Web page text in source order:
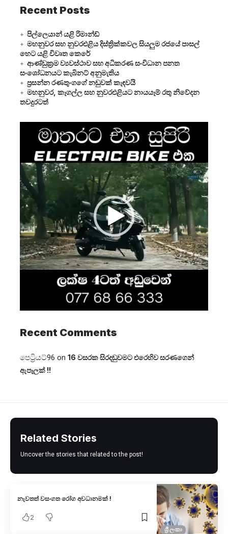
Recent Posts
පිල්ලෙයාන් යළි රිමාන්ඩ්
මහනුවර සහ නුවරඑළිය දිස්ත්‍රික්කවල සියලුම රජයේ පාසල්
හෙට යළි විවෘත කෙරේ
ආණ්ඩුක්‍රම ව්‍යවස්ථාව සහ අධිකරණ සංවිධාන පනත
සංශෝධනයට කැබිනට් අනුමැතිය
ප්‍රසන්න රණතුංගගේ නඩුවක් කැඳවයි
මහනුවර, කෑගල්ල සහ නුවරඑළියට නායයෑම් රතු නිවේදන
තවදුරටත්
Player
Recent Comments
පෙට්‍රියට්96 on 16 වසරක සිරදඬුවමට එරෙහිව සරණගෙන්
ඇපෑලක් !!
Related Stories
Uncover the stories that related to the post!
ශ්‍රී ලංකා
නැවතත් වසංගත රෝග අවධානමක් !
2